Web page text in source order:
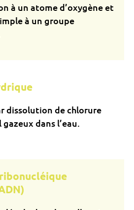
à un atome d’oxygène et
à un groupe
dissolution de chlorure
dans l’eau.